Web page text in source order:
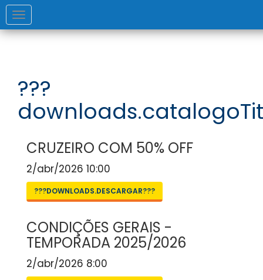
Toggle
navigation
???
CRUZEIRO COM 50% OFF
2/abr/2026 10:00
???DOWNLOADS.DESCARGAR???
CONDIÇÕES GERAIS -
TEMPORADA 2025/2026
2/abr/2026 8:00